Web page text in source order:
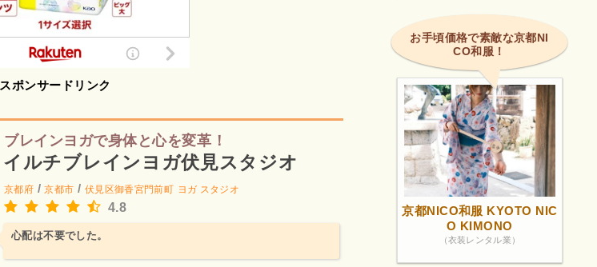
スポンサードリンク
ブレインヨガで身体と心を変革！
イルチブレインヨガ伏見スタジオ
京都府 /京都市 / 伏見区御香宮門前町 ヨガ スタジオ
4.8
心配は不要でした。
お手頃価格で素敵な京都NI
CO和服！
京都NICO和服 KYOTO NIC
O KIMONO
（衣装レンタル業）